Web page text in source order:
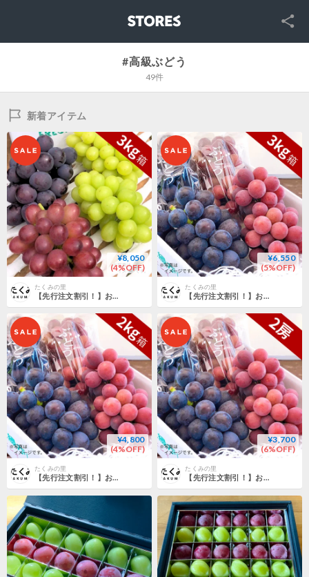
SNS
#高級ぶどう
49件
新着アイテム
¥8,050
(4%OFF)
たくみの里
【先行注文割引！】お買い得シャインミックス3kg箱
¥6,550
(5%OFF)
たくみの里
【先行注文割引！】お買い得大粒ぶどう３kg箱
¥4,800
(4%OFF)
たくみの里
【先行注文割引！】お買い得大粒ぶどう２kg箱
¥3,700
(6%OFF)
たくみの里
【先行注文割引！】お買い得大粒ぶどう２房箱